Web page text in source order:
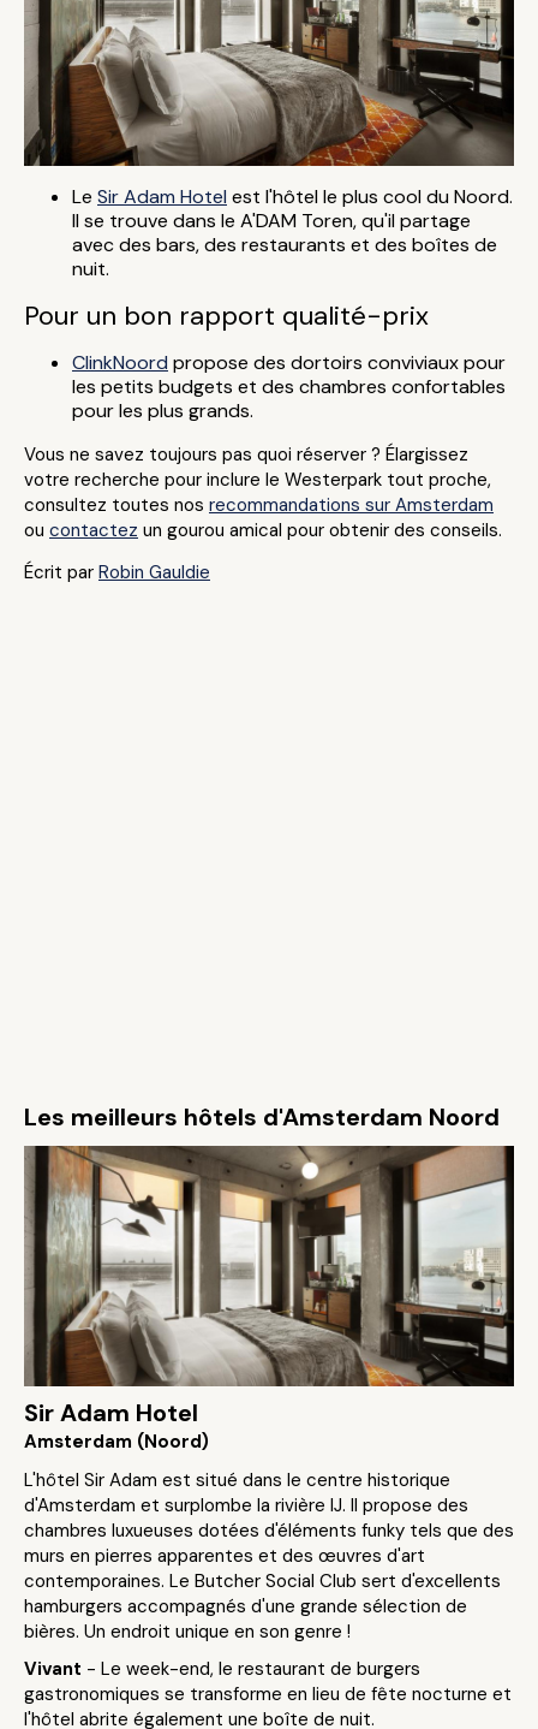
Le Sir Adam Hotel est l'hôtel le plus cool du Noord.
Il se trouve dans le A'DAM Toren, qu'il partage
avec des bars, des restaurants et des boîtes de
nuit.
Pour un bon rapport qualité-prix
ClinkNoord propose des dortoirs conviviaux pour
les petits budgets et des chambres confortables
pour les plus grands.
Vous ne savez toujours pas quoi réserver ? Élargissez
votre recherche pour inclure le Westerpark tout proche,
consultez toutes nos recommandations sur Amsterdam
ou contactez un gourou amical pour obtenir des conseils.
Écrit par Robin Gauldie
Les meilleurs hôtels d'Amsterdam Noord
Sir Adam Hotel
Amsterdam (Noord)
L'hôtel Sir Adam est situé dans le centre historique
d'Amsterdam et surplombe la rivière IJ. Il propose des
chambres luxueuses dotées d'éléments funky tels que des
murs en pierres apparentes et des œuvres d'art
contemporaines. Le Butcher Social Club sert d'excellents
hamburgers accompagnés d'une grande sélection de
bières. Un endroit unique en son genre !
Vivant - Le week-end, le restaurant de burgers
gastronomiques se transforme en lieu de fête nocturne et
l'hôtel abrite également une boîte de nuit.